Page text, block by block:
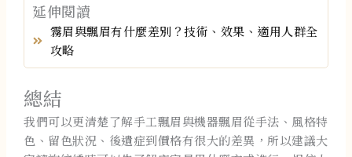
延伸閱讀
霧眉與飄眉有什麼差別？技術、效果、適用人群全
攻略
總結
我們可以更清楚了解手工飄眉與機器飄眉從手法、風格特
色、留色狀況、後遺症到價格有很大的差異，所以建議大